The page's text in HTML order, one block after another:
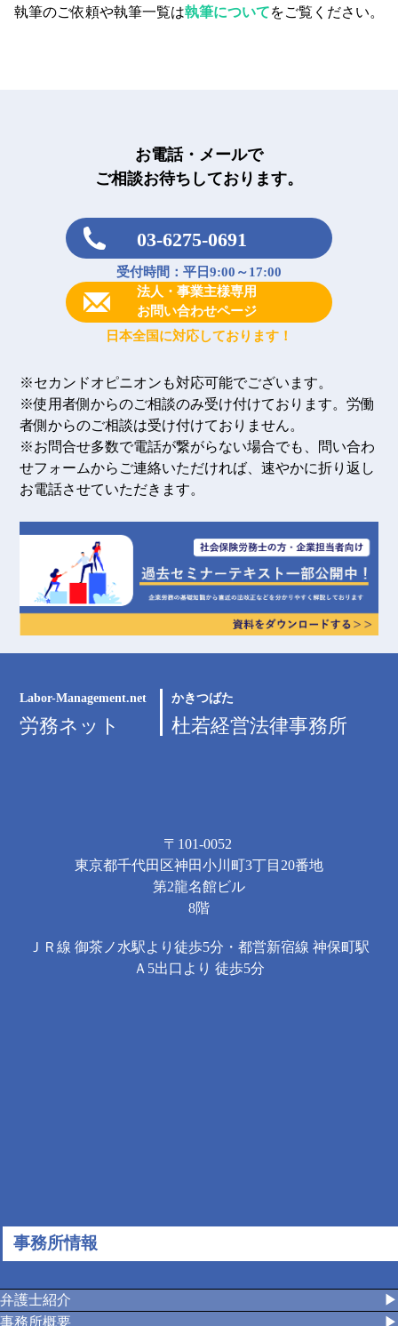
執筆のご依頼や執筆一覧は執筆についてをご覧ください。
お電話・メールで
ご相談お待ちしております。
03-6275-0691
受付時間：平日9:00～17:00
法人・事業主様専用
お問い合わせページ
日本全国に対応しております！
※セカンドオピニオンも対応可能でございます。
※使用者側からのご相談のみ受け付けております。労働
者側からのご相談は受け付けておりません。
※お問合せ多数で電話が繋がらない場合でも、問い合わ
せフォームからご連絡いただければ、速やかに折り返し
お電話させていただきます。
Labor-Management.net
労務ネット
かきつばた
杜若経営法律事務所
〒101-0052
東京都千代田区神田小川町3丁目20番地
第2龍名館ビル
8階
ＪＲ線 御茶ノ水駅より徒歩5分・都営新宿線 神保町駅
Ａ5出口より 徒歩5分
事務所情報
弁護士紹介
▶︎
事務所概要
▶︎